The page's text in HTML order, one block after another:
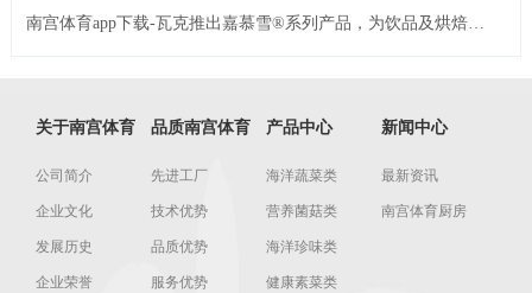
南宫体育app下载-瓦克推出嘉慕雪®系列产品，为饮品及烘焙市
关于南宫体育
公司简介
企业文化
发展历史
企业荣誉
品质南宫体育
先进工厂
技术优势
品质优势
服务优势
产品中心
海洋蔬菜类
营养菌菇类
海洋珍味类
健康素菜类
新闻中心
最新资讯
南宫体育厨房